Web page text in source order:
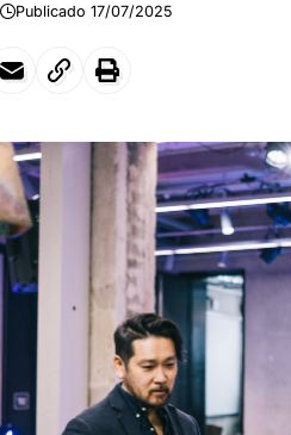
Publicado 17/07/2025